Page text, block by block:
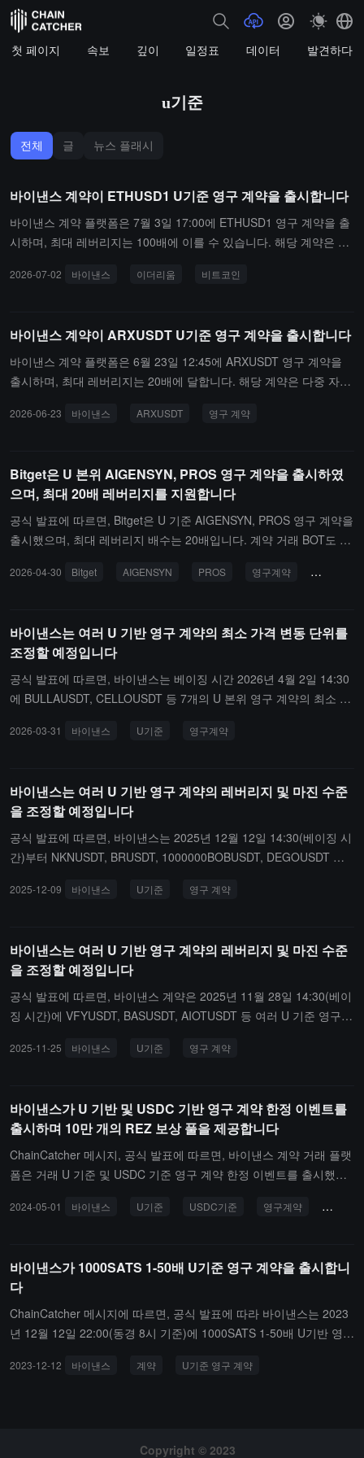
첫 페이지 속보 깊이 일정표 데이터 발견하다
u기준
전체 글 뉴스 플래시
바이낸스 계약이 ETHUSD1 U기준 영구 계약을 출시합니다
바이낸스 계약 플랫폼은 7월 3일 17:00에 ETHUSD1 영구 계약을 출
시하며, 최대 레버리지는 100배에 이를 수 있습니다. 해당 계약은 다
할 수 있습니다.
2026-07-02 바이낸스 이더리움 비트코인
바이낸스 계약이 ARXUSDT U기준 영구 계약을 출시합니다
바이낸스 계약 플랫폼은 6월 23일 12:45에 ARXUSDT 영구 계약을
출시하며, 최대 레버리지는 20배에 달합니다. 해당 계약은 다중 자산
여 거래할 수 있습니다.
2026-06-23 바이낸스 ARXUSDT 영구 계약
Bitget은 U 본위 AIGENSYN, PROS 영구 계약을 출시하였
으며, 최대 20배 레버리지를 지원합니다
공식 발표에 따르면, Bitget은 U 기준 AIGENSYN, PROS 영구 계약을
출시했으며, 최대 레버리지 배수는 20배입니다. 계약 거래 BOT도 동
2026-04-30 Bitget AIGENSYN PROS 영구계약 U기준
바이낸스는 여러 U 기반 영구 계약의 최소 가격 변동 단위를
조정할 예정입니다
공식 발표에 따르면, 바이낸스는 베이징 시간 2026년 4월 2일 14:30
에 BULLAUSDT, CELLOUSDT 등 7개의 U 본위 영구 계약의 최소 가
6년 4월 7일 14:30에 GTCUSDT 계약을 조정하고, 같은 날 15:30에 A
2026-03-31 바이낸스 U기준 영구계약
바이낸스는 여러 U 기반 영구 계약의 레버리지 및 마진 수준
을 조정할 예정입니다
공식 발표에 따르면, 바이낸스는 2025년 12월 12일 14:30(베이징 시
간)부터 NKNUSDT, BRUSDT, 1000000BOBUSDT, DEGOUSDT 등
다.또한, 바이낸스는 2025년 12월 12일 14:00(베이징 시간)부터 포
2025-12-09 바이낸스 U기준 영구 계약
바이낸스는 여러 U 기반 영구 계약의 레버리지 및 마진 수준
을 조정할 예정입니다
공식 발표에 따르면, 바이낸스 계약은 2025년 11월 28일 14:30(베이
징 시간)에 VFYUSDT, BASUSDT, AIOTUSDT 등 여러 U 기준 영구
약 한 시간 내에 완료되며, 기존 포지션에 영향을 미칠 것입니다.
2025-11-25 바이낸스 U기준 영구 계약
바이낸스가 U 기반 및 USDC 기반 영구 계약 한정 이벤트를
출시하며 10만 개의 REZ 보상 풀을 제공합니다
ChainCatcher 메시지, 공식 발표에 따르면, 바이낸스 계약 거래 플랫
폼은 거래 U 기준 및 USDC 기준 영구 계약 한정 이벤트를 출시했으
할 수 있으며, 100,000 REZ 상금 풀을 제공합니다.전해진 바에 따르
2024-05-01 바이낸스 U기준 USDC기준 영구계약 REZ
바이낸스가 1000SATS 1-50배 U기준 영구 계약을 출시합니
다
ChainCatcher 메시지에 따르면, 공식 발표에 따라 바이낸스는 2023
년 12월 12일 22:00(동경 8시 기준)에 1000SATS 1-50배 U기반 영구
2023-12-12 바이낸스 계약 U기준 영구 계약
Copyright © 2023